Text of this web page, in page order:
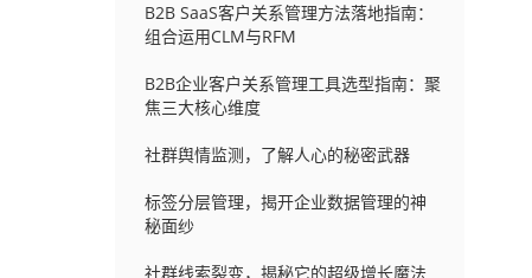
B2B SaaS客户关系管理方法落地指南：
组合运用CLM与RFM
B2B企业客户关系管理工具选型指南：聚
焦三大核心维度
社群舆情监测，了解人心的秘密武器
标签分层管理，揭开企业数据管理的神
秘面纱
社群线索裂变，揭秘它的超级增长魔法